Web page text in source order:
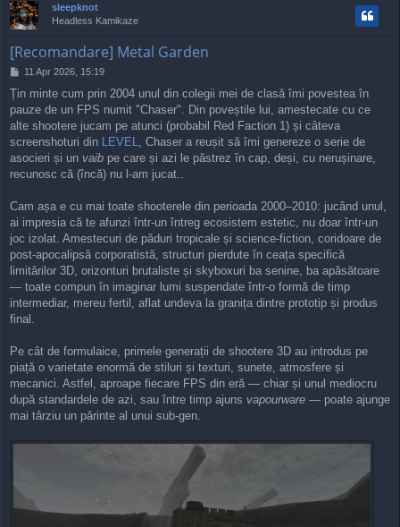
sleepknot
Headless Kamikaze
[Recomandare] Metal Garden
P
s
t
11 Apr 2026, 15:19
Țin minte cum prin 2004 unul din colegii mei de clasă îmi povestea în
pauze de un FPS numit "Chaser". Din poveștile lui, amestecate cu ce
alte shootere jucam pe atunci (probabil Red Faction 1) și câteva
screenshoturi din LEVEL, Chaser a reușit să îmi genereze o serie de
asocieri și un vaib pe care și azi le păstrez în cap, deși, cu nerușinare,
recunosc că (încă) nu l-am jucat..
Cam așa e cu mai toate shooterele din perioada 2000–2010: jucând unul,
ai impresia că te afunzi într-un întreg ecosistem estetic, nu doar într-un
joc izolat. Amestecuri de păduri tropicale și science-fiction, coridoare de
post-apocalipsă corporatistă, structuri pierdute în ceața specifică
limitărilor 3D, orizonturi brutaliste și skyboxuri ba senine, ba apăsătoare
— toate compun în imaginar lumi suspendate într-o formă de timp
intermediar, mereu fertil, aflat undeva la granița dintre prototip și produs
final.
Pe cât de formulaice, primele generații de shootere 3D au introdus pe
piață o varietate enormă de stiluri și texturi, sunete, atmosfere și
mecanici. Astfel, aproape fiecare FPS din eră — chiar și unul mediocru
după standardele de azi, sau între timp ajuns vapourware — poate ajunge
mai târziu un părinte al unui sub-gen.